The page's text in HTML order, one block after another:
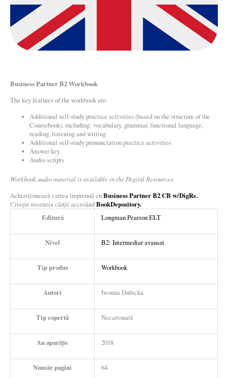
Business Partner B2 Workbook
The key features of the workbook are:
Additional self-study practice activities (based on the structure of the
Coursebook), including: vocabulary, grammar, functional language,
reading, listening and writing
Additional self-study pronunciation practice activities
Answer key
Audio scripts
Workbook audio material is available in the Digital Resources.
Achiziționează cartea împreună cuBusiness Partner B2 CB w/DigRe.
Citește recenzia cărții accesândBookDepository.
Editură
Longman Pearson ELT
Nivel B2: Intermediar avansat
Tip produs Workbook
Autori Iwonna Dubicka
Tip copertă Necartonată
An apariție 2018
Număr pagini 64